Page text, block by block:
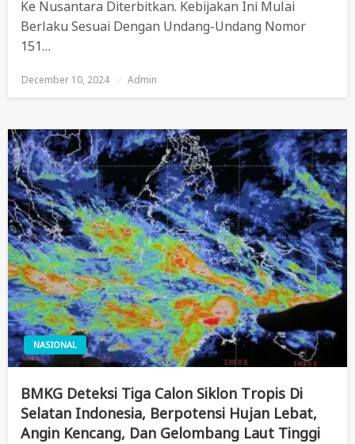
Ke Nusantara Diterbitkan. Kebijakan Ini Mulai
Berlaku Sesuai Dengan Undang-Undang Nomor
151…
Posted
December 10, 2024 Admin
NASIONAL
BMKG Deteksi Tiga Calon Siklon Tropis Di
Selatan Indonesia, Berpotensi Hujan Lebat,
Angin Kencang, Dan Gelombang Laut Tinggi